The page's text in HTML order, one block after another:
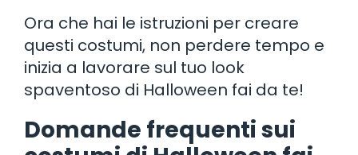
Ora che hai le istruzioni per creare
questi costumi, non perdere tempo e
inizia a lavorare sul tuo look
spaventoso di Halloween fai da te!
Domande frequenti sui